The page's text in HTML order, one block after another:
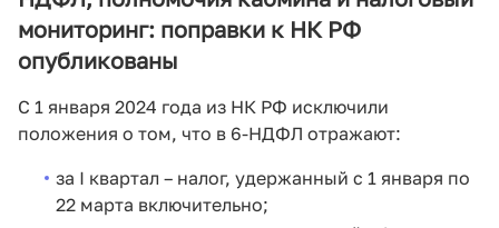
мониторинг: поправки к НК РФ
опубликованы
С 1 января 2024 года из НК РФ исключили
положения о том, что в 6-НДФЛ отражают:
за I квартал – налог, удержанный с 1 января по
22 марта включительно;